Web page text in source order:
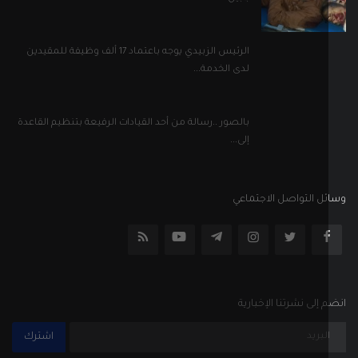
الرئيس الزبيدي يوجه باعتماد 17 ألف وظيفة للمقيدين
لدى الخدمة...
بالصور ..رسالة من أحد القيادات الرفيعة بتنظيم القاعدة
التواصل الاجتماعي
إلى نشرتنا الإخبارية